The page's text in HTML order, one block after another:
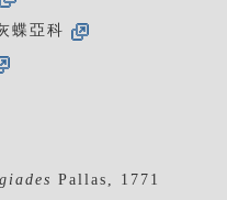
蝶亞科
Pallas, 1771